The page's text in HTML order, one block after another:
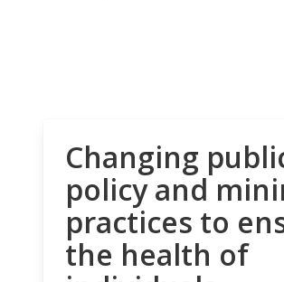
Changing
policy and
practices to
the health of